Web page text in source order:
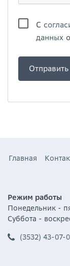
С
данных
Главная
Режим работы
Понедельник -
Суббота -
(3532) 43-07-